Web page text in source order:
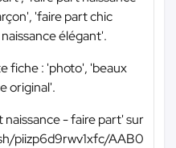
'faire part chic
élégant'.
fiche : 'photo', 'beaux
original'.
- faire part' sur
piizp6d9rwv1xfc/AAB0